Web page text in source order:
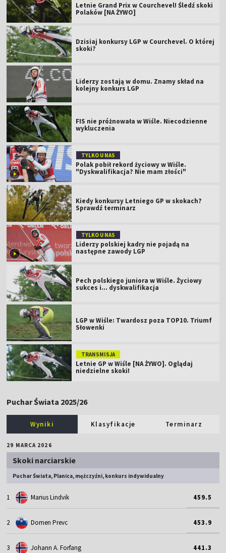
Letnie Grand Prix w Courchevel! Śledź skoki
Polaków [NA ŻYWO]
Dzisiaj konkursy LGP w Courchevel. O której
skoki?
Liderzy zostają w domu. Znamy skład na
kolejny konkurs LGP
FIS nie próżnowała w Wiśle. Niecodzienne
wykluczenia
TYLKO U NAS
Polak pobił rekord życiowy w Wiśle.
"Dyskwalifikacja? Nie mam złości"
Kiedy konkursy Letniego GP w skokach?
Sprawdź terminarz
TYLKO U NAS
Liderzy polskiej kadry nie pojadą na
następne zawody LGP
Pech polskiego juniora w Wiśle. Życiowy
sukces i... dyskwalifikacja
LGP w Wiśle: Twardosz poza TOP10. Triumf
Słowenki
TRANSMISJA
Letnie GP w Wiśle [NA ŻYWO]. Oglądaj
niedzielne skoki!
Puchar Świata 2025/26
Wyniki Klasyfikacje Terminarz
29 MARCA 2026
Skoki narciarskie
Puchar Świata, Planica, mężczyźni, konkurs indywidualny
1 Marius Lindvik 459.5
2 Domen Prevc 453.9
3 Johann A. Forfang 441.3